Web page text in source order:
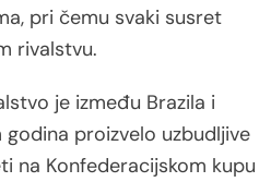
pri čemu svaki susret
rivalstvu.
je između Brazila i
godina proizvelo uzbudljive
na Konfederacijskom kupu